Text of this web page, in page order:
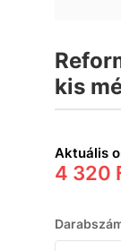
kis
Aktuális
4 320